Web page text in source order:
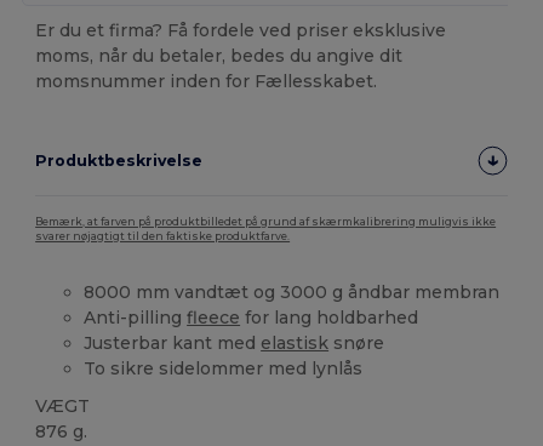
Er du et firma? Få fordele ved priser eksklusive
moms, når du betaler, bedes du angive dit
momsnummer inden for Fællesskabet.
Produktbeskrivelse
Bemærk, at farven på produktbilledet på grund af skærmkalibrering muligvis ikke
svarer nøjagtigt til den faktiske produktfarve.
8000 mm vandtæt og 3000 g åndbar membran
Anti-pillingfleece for lang holdbarhed
Justerbar kant med elastisk snøre
To sikre sidelommer med lynlås
VÆGT
876 g.